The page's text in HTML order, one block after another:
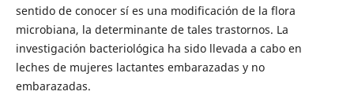
sentido de conocer sí es una modificación de la flora
microbiana, la determinante de tales trastornos. La
investigación bacteriológica ha sido llevada a cabo en
leches de mujeres lactantes embarazadas y no
embarazadas.